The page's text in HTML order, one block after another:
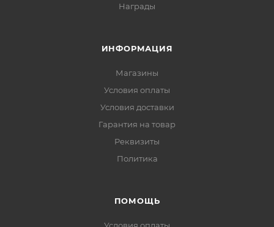
Награды
ИНФОРМАЦИЯ
Магазины
Условия оплаты
Условия доставки
Гарантия на товар
Реквизиты
Политика
ПОМОЩЬ